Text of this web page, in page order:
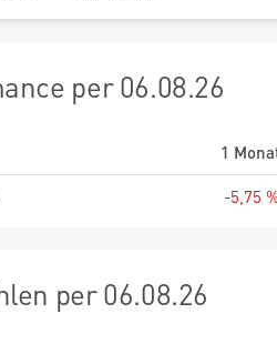
per 06.08.26
1
-5,75
per 06.08.26